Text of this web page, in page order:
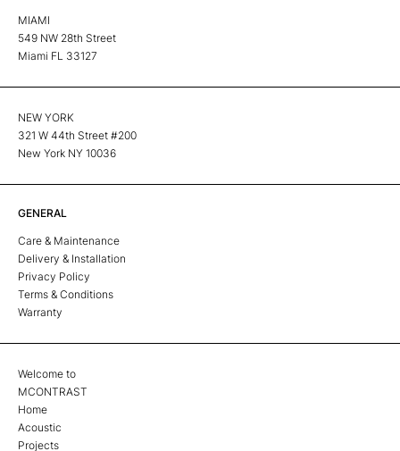
MIAMI
549 NW 28th Street
Miami FL 33127
NEW YORK
321 W 44th Street #200
New York NY 10036
GENERAL
Care & Maintenance
Delivery & Installation
Privacy Policy
Terms & Conditions
Warranty
Welcome to
MCONTRAST
Home
Acoustic
Projects